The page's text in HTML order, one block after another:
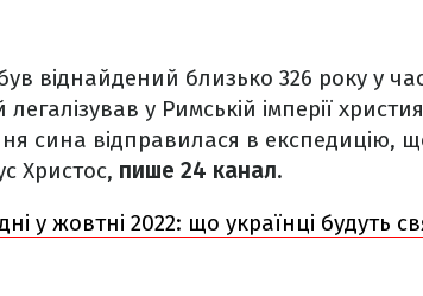
віднайдений близько 326 року у
у Римській імперії
сина відправилася в експедицію,
Христос, пише 24 канал.
у жовтні 2022: що українці будуть